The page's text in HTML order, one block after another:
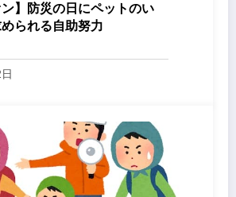
ン】防災の日にペットのい
られる自助努力